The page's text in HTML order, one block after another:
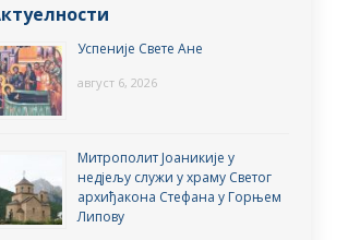
Успеније Свете Ане
август 6, 2026
Митрополит Јоаникије у
недјељу служи у храму Светог
архиђакона Стефана у Горњем
Липову